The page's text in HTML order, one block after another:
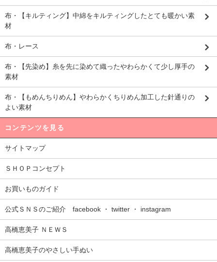
布・【キルティング】中綿をキルティングしたとても暖かい素
材
布・レース
布・【先染め】糸を先に染めて織ったやわらかくて少し厚手の
素材
布・【もめんちりめん】やわらかくちりめん加工した針通りの
よい素材
コンテンツを見る
サイトマップ
ＳＨＯＰコンセプト
お買いものガイド
公式ＳＮＳのご紹介 facebook ・ twitter ・ instagram
高橋恵美子 ＮＥＷＳ
高橋恵美子のやさしい手ぬい